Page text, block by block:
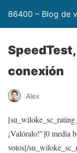
86400 – Blog de
conexión
Alex
¡Valóralo!"]0media
votos[/